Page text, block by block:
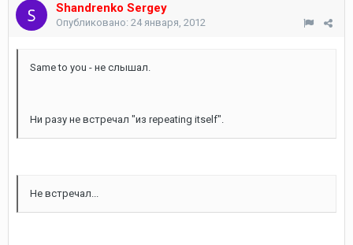
Shandrenko Sergey
Опубликовано: 24 января, 2012
Same to you - не слышал.
Ни разу не встречал "из repeating itself".
Не встречал...